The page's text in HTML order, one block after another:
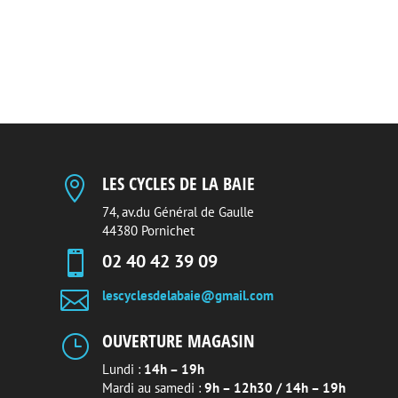
 LES CYCLES DE LA BAIE
74, av.du Général de Gaulle
44380 Pornichet
 02 40 42 39 09
 lescyclesdelabaie@gmail.com
} OUVERTURE MAGASIN
Lundi : 14h – 19h
Mardi au samedi :9h – 12h30 / 14h – 19h